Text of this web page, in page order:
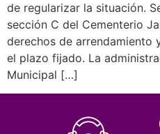
de regularizar la situación.
sección C del Cementerio
derechos de arrendamiento
el plazo fijado. La
Municipal […]